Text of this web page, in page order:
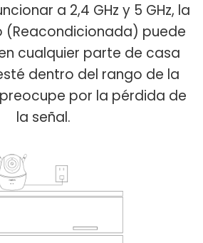
a 2,4 GHz y 5 GHz, la
(Reacondicionada) puede
cualquier parte de casa
dentro del rango de la
preocupe por la pérdida de
la señal.